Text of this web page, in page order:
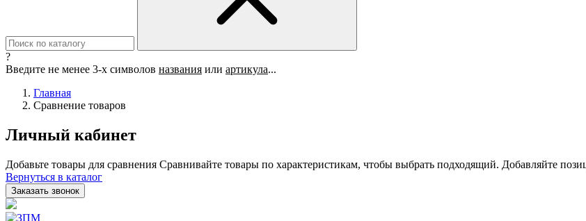
?
Введите не менее 3-х символов названия или артикула...
Главная
Сравнение товаров
Личный кабинет
Добавьте товары для сравнения Сравнивайте товары по характеристикам, чтобы выбрать подходящий. Добавляйте
Вернуться в каталог
Заказать звонок